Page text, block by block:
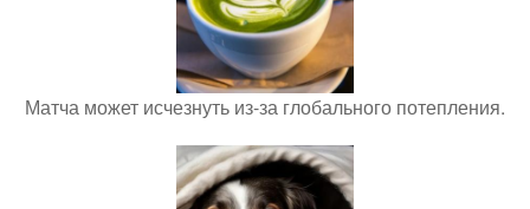
Матча может исчезнуть из-за глобального потепления.